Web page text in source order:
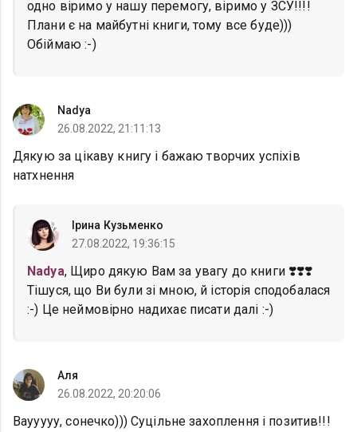
одно віримо у нашу перемогу, віримо у ЗСУ!!!!
Плани є на майбутні книги, тому все буде)))
Обіймаю :-)
Nadya
26.08.2022, 21:11:13
Дякую за цікаву книгу і бажаю творчих успіхів
натхнення
Ірина Кузьменко
27.08.2022, 19:36:15
Nadya, Щиро дякую Вам за увагу до книги ❣️❣️❣️
Тішуся, що Ви були зі мною, й історія сподобалася
:-) Це неймовірно надихає писати далі :-)
Аля
26.08.2022, 20:20:06
Ваууууу, сонечко))) Суцільне захоплення і позитив!!!